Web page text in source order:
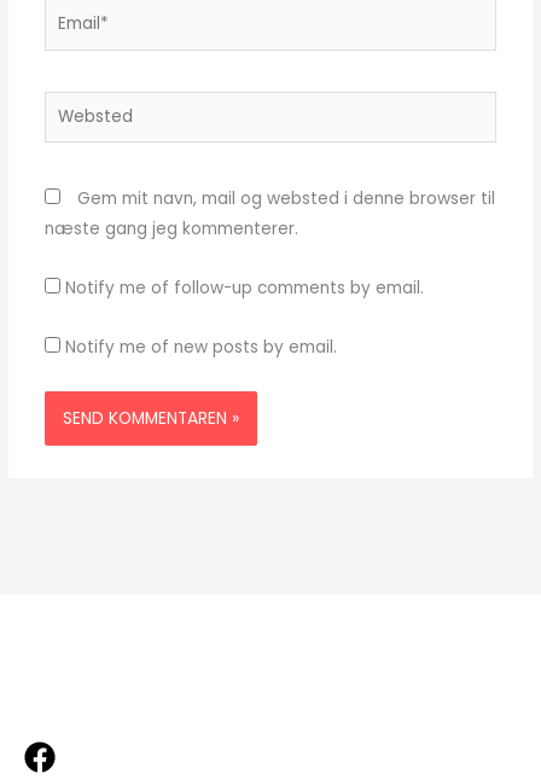
Email*
Websted
Gem mit navn, mail og websted i denne browser til
næste gang jeg kommenterer.
Notify me of follow-up comments by email.
Notify me of new posts by email.